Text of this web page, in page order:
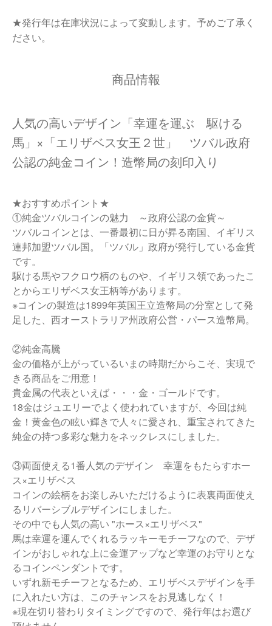
★発行年は在庫状況によって変動します。予めご了承く
ださい。
商品情報
人気の高いデザイン「幸運を運ぶ 駆ける
馬」×「エリザベス女王２世」 ツバル政府
公認の純金コイン！造幣局の刻印入り
★おすすめポイント★
①純金ツバルコインの魅力 ～政府公認の金貨～
ツバルコインとは、一番最初に日が昇る南国、イギリス
連邦加盟ツバル国。「ツバル」政府が発行している金貨
です。
駆ける馬やフクロウ柄のものや、イギリス領であったこ
とからエリザベス女王柄等があります。
※コインの製造は1899年英国王立造幣局の分室として発
足した、西オーストラリア州政府公営・パース造幣局。
②純金高騰
金の価格が上がっているいまの時期だからこそ、実現で
きる商品をご用意！
貴金属の代表といえば・・・金・ゴールドです。
18金はジュエリーでよく使われていますが、今回は純
金！黄金色の眩い輝きで人々に愛され、重宝されてきた
純金の持つ多彩な魅力をネックレスにしました。
③両面使える1番人気のデザイン 幸運をもたらすホー
ス×エリザベス
コインの絵柄をお楽しみいただけるように表裏両面使え
るリバーシブルデザインにしました。
その中でも人気の高い "ホース×エリザベス"
馬は幸運を運んでくれるラッキーモチーフなので、デザ
インがおしゃれな上に金運アップなど幸運のお守りとな
るコインペンダントです。
いずれ新モチーフとなるため、エリザベスデザインを手
に入れたい方は、このチャンスをお見逃しなく！
※現在切り替わりタイミングですので、発行年はお選び